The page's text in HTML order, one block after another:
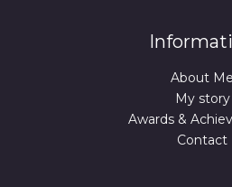
About Me
My story
Awards &
Contact